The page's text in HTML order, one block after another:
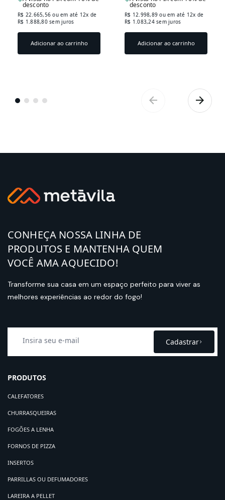
desconto
R$ 22.665,56ou em até 12x de
R$ 1.888,80 sem juros
Adicionar ao carrinho
desconto
R$ 12.998,89ou em até 12x de
R$ 1.083,24 sem juros
Adicionar ao carrinho
CONHEÇA NOSSA LINHA DE
PRODUTOS E MANTENHA QUEM
VOCÊ AMA AQUECIDO!
Transforme sua casa em um espaço perfeito para viver as
melhores experiências ao redor do fogo!
Cadastrar
PRODUTOS
CALEFATORES
CHURRASQUEIRAS
FOGÕES A LENHA
FORNOS DE PIZZA
INSERTOS
PARRILLAS OU DEFUMADORES
LAREIRA A PELLET